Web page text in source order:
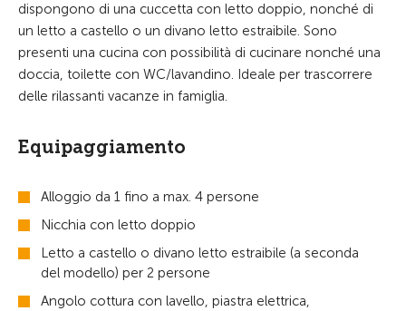
dispongono di una cuccetta con letto doppio, nonché di
un letto a castello o un divano letto estraibile. Sono
presenti una cucina con possibilità di cucinare nonché una
doccia, toilette con WC/lavandino. Ideale per trascorrere
delle rilassanti vacanze in famiglia.
Equipaggiamento
Alloggio da 1 fino a max. 4 persone
Nicchia con letto doppio
Letto a castello o divano letto estraibile (a seconda
del modello) per 2 persone
Angolo cottura con lavello, piastra elettrica,